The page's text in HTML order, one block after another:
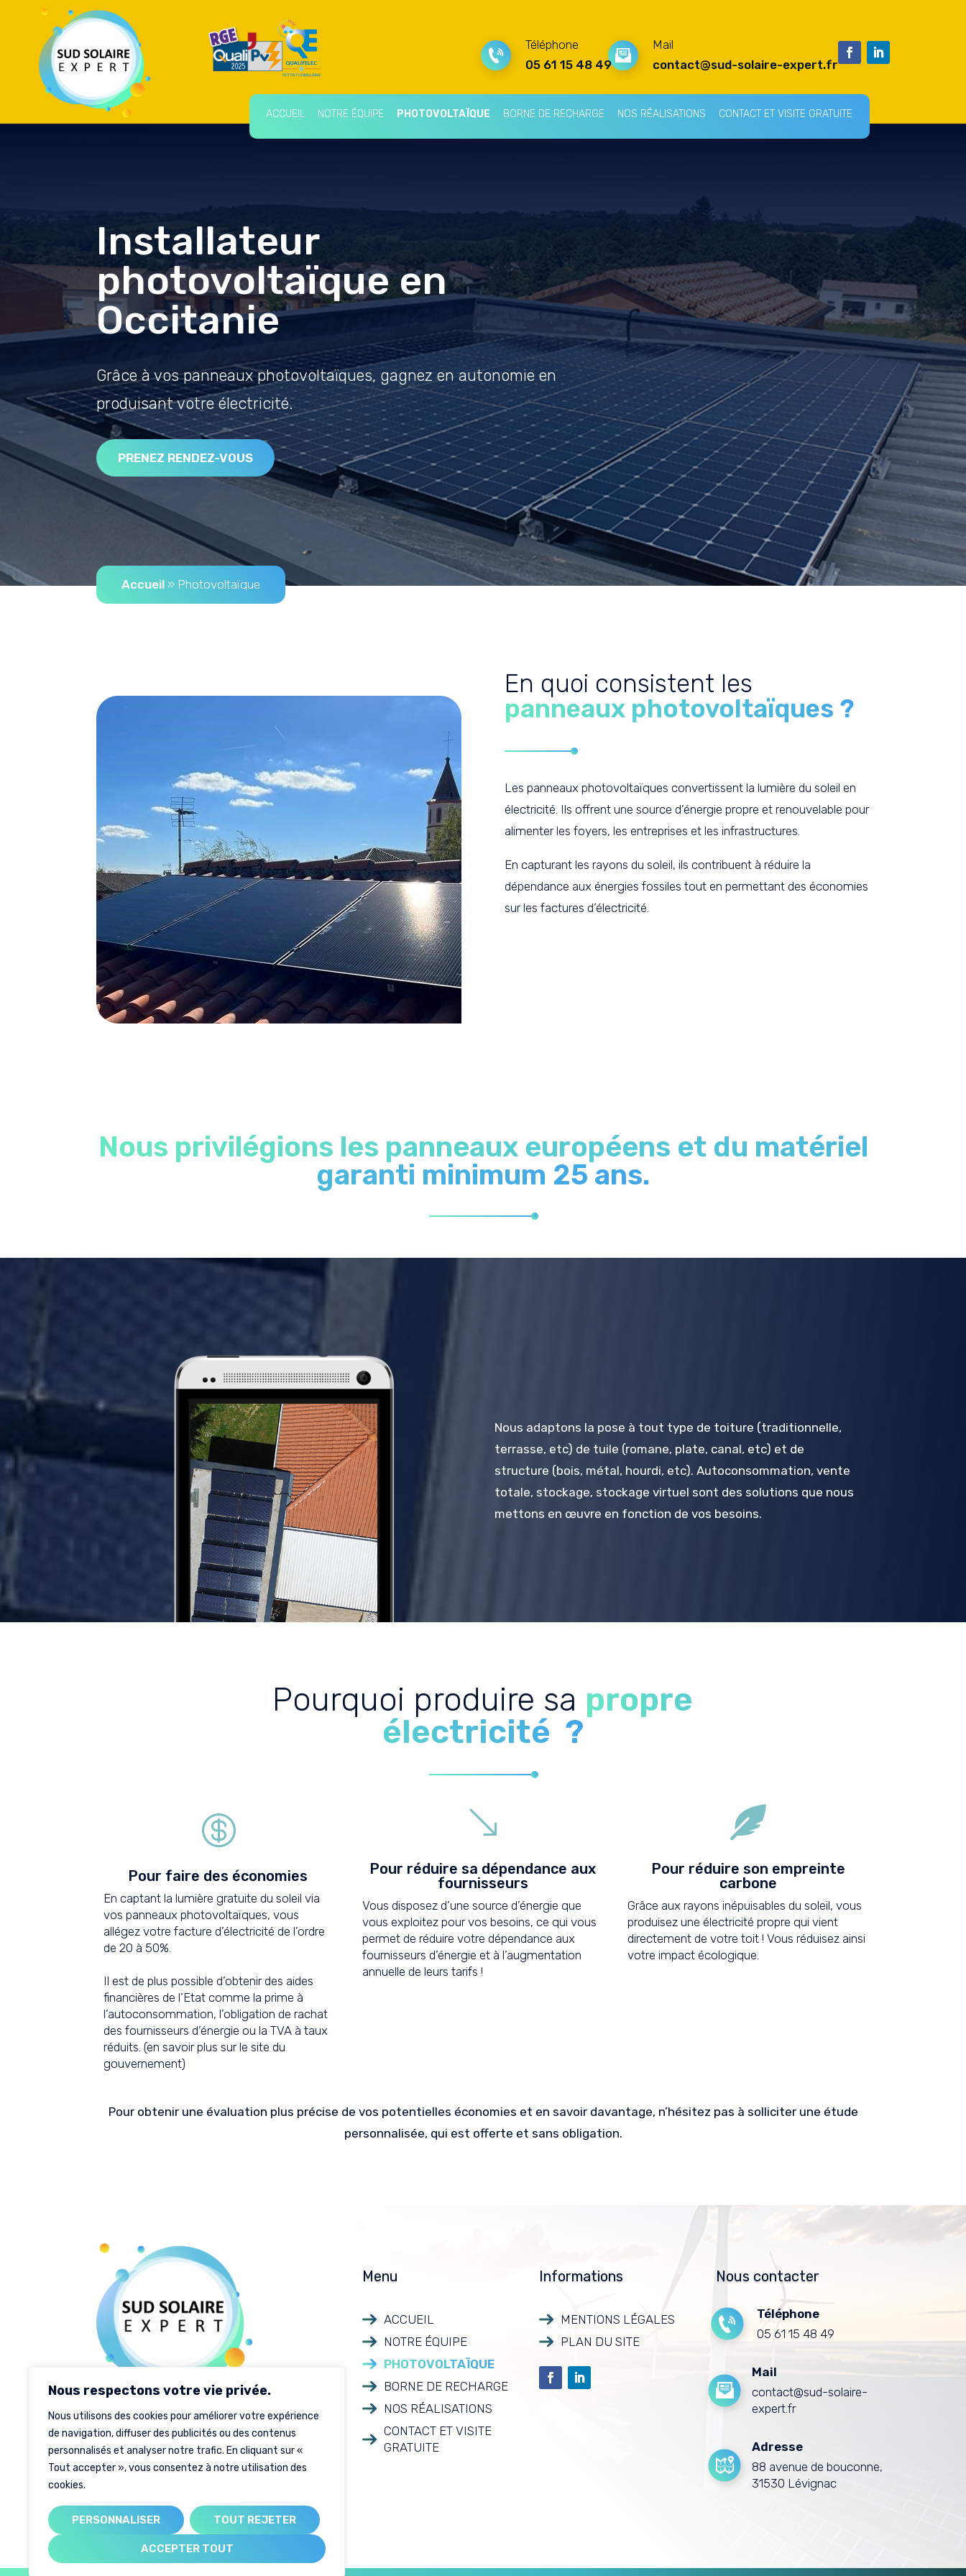
Nous respectons votre vie privée.
Nous utilisons des cookies pour améliorer votre expérience
de navigation, diffuser des publicités ou des contenus
personnalisés et analyser notre trafic. En cliquant sur «
Tout accepter », vous consentez à notre utilisation des
cookies.
PERSONNALISER TOUT REJETER
ACCEPTER TOUT
Téléphone
05 61 15 48 49
Mail
contact@sud-solaire-expert.fr
ACCUEIL NOTRE ÉQUIPE PHOTOVOLTAÏQUE BORNE DE RECHARGE NOS RÉALISATIONS CONTACT ET VISITE GRATUITE
Installateur
photovoltaïque en
Occitanie
Grâce à vos panneaux photovoltaïques, gagnez en autonomie en
produisant votre électricité.
PRENEZ RENDEZ-VOUS
Accueil » Photovoltaïque
En quoi consistent les
panneaux photovoltaïques ?
Les panneaux photovoltaïques convertissent la lumière du soleil en
électricité. Ils offrent une source d’énergie propre et renouvelable pour
alimenter les foyers, les entreprises et les infrastructures.
En capturant les rayons du soleil, ils contribuent à réduire la
dépendance aux énergies fossiles tout en permettant des économies
sur les factures d’électricité.
Nous privilégions les panneaux européens et du matériel
garanti minimum 25 ans.
Nous adaptons la pose à tout type de toiture (traditionnelle,
terrasse, etc) de tuile (romane, plate, canal, etc) et de
structure (bois, métal, hourdi, etc). Autoconsommation, vente
totale, stockage, stockage virtuel sont des solutions que nous
mettons en œuvre en fonction de vos besoins.
Pourquoi produire sa propre
électricité ?

Pour faire des économies
En captant la lumière gratuite du soleil via
vos panneaux photovoltaïques, vous
allégez votre facture d’électricité de l’ordre
de 20 à 50%.
Il est de plus possible d’obtenir des aides
financières de l’Etat comme la prime à
l’autoconsommation, l’obligation de rachat
des fournisseurs d’énergie ou la TVA à taux
réduits. (en savoir plus sur le site du
gouvernement)
'
Pour réduire sa dépendance aux
fournisseurs
Vous disposez d’une source d’énergie que
vous exploitez pour vos besoins, ce qui vous
permet de réduire votre dépendance aux
fournisseurs d’énergie et à l’augmentation
annuelle de leurs tarifs !

Pour réduire son empreinte
carbone
Grâce aux rayons inépuisables du soleil, vous
produisez une électricité propre qui vient
directement de votre toit ! Vous réduisez ainsi
votre impact écologique.
Pour obtenir une évaluation plus précise de vos potentielles économies et en savoir davantage, n’hésitez pas à solliciter une étude
personnalisée, qui est offerte et sans obligation.
Nous entrons actuellement dans l’ère du
renouvellement énergétique. SUD SOLAIRE
EXPERT, votre partenaire pour l’installation de
recharge.
Menu
ACCUEIL
NOTRE ÉQUIPE
PHOTOVOLTAÏQUE
BORNE DE RECHARGE
NOS RÉALISATIONS
CONTACT ET VISITE
GRATUITE
Informations
MENTIONS LÉGALES
PLAN DU SITE
Nous contacter
Téléphone
05 61 15 48 49
Mail
contact@sud-solaire-
expert.fr
Adresse
88 avenue de bouconne,
31530 Lévignac